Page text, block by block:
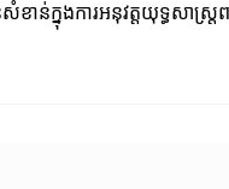
ខាន់ក្នុងការអនុវត្តយុទ្ធសាស្